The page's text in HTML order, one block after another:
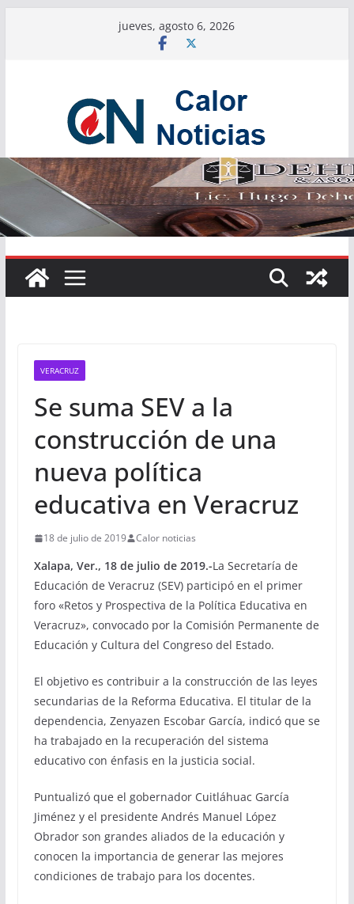
jueves, agosto 6, 2026
VERACRUZ
Se suma SEV a la
construcción de una
nueva política
educativa en Veracruz
18 de julio de 2019 Calor noticias
Xalapa, Ver., 18 de julio de 2019.-La Secretaría de
Educación de Veracruz (SEV) participó en el primer
foro «Retos y Prospectiva de la Política Educativa en
Veracruz», convocado por la Comisión Permanente de
Educación y Cultura del Congreso del Estado.
El objetivo es contribuir a la construcción de las leyes
secundarias de la Reforma Educativa. El titular de la
dependencia, Zenyazen Escobar García, indicó que se
ha trabajado en la recuperación del sistema
educativo con énfasis en la justicia social.
Puntualizó que el gobernador Cuitláhuac García
Jiménez y el presidente Andrés Manuel López
Obrador son grandes aliados de la educación y
conocen la importancia de generar las mejores
condiciones de trabajo para los docentes.